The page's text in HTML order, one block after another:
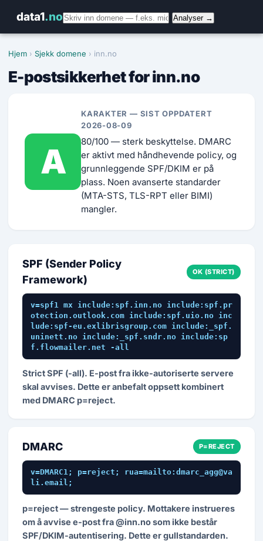
data1.no Analyser →
Hjem › Sjekk domene › inn.no
E-postsikkerhet for inn.no
A
KARAKTER — SIST OPPDATERT
2026-08-09
80/100 — sterk beskyttelse. DMARC
er aktivt med håndhevende policy, og
grunnleggende SPF/DKIM er på
plass. Noen avanserte standarder
(MTA-STS, TLS-RPT eller BIMI)
mangler.
SPF (Sender Policy
Framework)
OK (STRICT)
v=spf1 mx include:spf.inn.no include:spf.pr
otection.outlook.com include:spf.uio.no inc
lude:spf-eu.exlibrisgroup.com include:_spf.
uninett.no include:_spf.sndr.no include:sp
f.flowmailer.net -all
Strict SPF (-all). E-post fra ikke-autoriserte servere
skal avvises. Dette er anbefalt oppsett kombinert
med DMARC p=reject.
DMARC P=REJECT
v=DMARC1; p=reject; rua=mailto:dmarc_agg@va
li.email;
p=reject — strengeste policy. Mottakere instrueres
om å avvise e-post fra @inn.no som ikke består
SPF/DKIM-autentisering. Dette er gullstandarden.